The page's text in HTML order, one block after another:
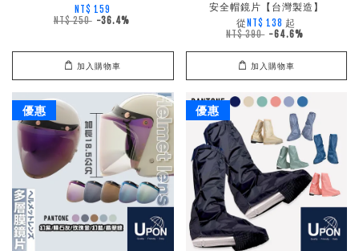
NT$ 159
NT$ 250 -36.4%
加入購物車
安全帽鏡片【台灣製造】
從 NT$ 138 起
NT$ 390 -64.6%
加入購物車
優惠 優惠